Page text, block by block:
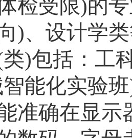
检受限)的
)、设计学
类)包括：工
能化实验班
准确在显示